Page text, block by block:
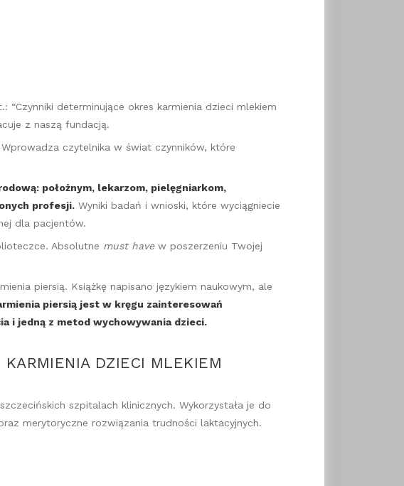
“Czynniki determinujące okres karmienia dzieci mlekiem
z naszą fundacją.
czytelnika w świat czynników, które
położnym, lekarzom, pielęgniarkom,
profesji. Wyniki badań i wnioski, które wyciągniecie
dla pacjentów.
Absolutne must have w poszerzeniu Twojej
piersią. Książkę napisano językiem naukowym, ale
piersią jest w kręgu zainteresowań
i jedną z metod wychowywania dzieci.
DZIECI MLEKIEM
szpitalach klinicznych. Wykorzystała je do
merytoryczne rozwiązania trudności laktacyjnych.